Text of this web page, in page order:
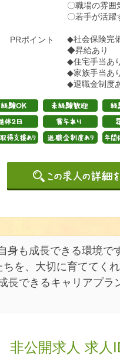
PRポイント
〇職場の雰囲
〇若手が活躍
◆社会保険完
◆昇給あり
◆住宅手当あ
◆家族手当あ
◆退職金制度
身も成長できる環境で
を、大切に育ててく
長できるキャリアプラ
非公開求人 求人